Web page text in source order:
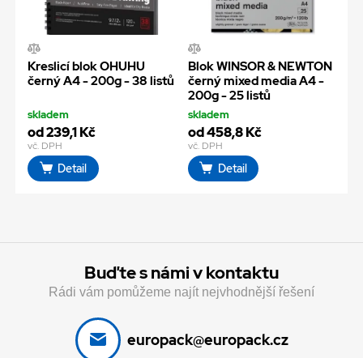
Kreslicí blok OHUHU
černý A4 - 200g - 38 listů
skladem
od 239,1 Kč
vč. DPH
Detail
Blok WINSOR & NEWTON
černý mixed media A4 -
200g - 25 listů
skladem
od 458,8 Kč
vč. DPH
Detail
Buďte s námi v kontaktu
Rádi vám pomůžeme najít nejvhodnější řešení
europack@europack.cz